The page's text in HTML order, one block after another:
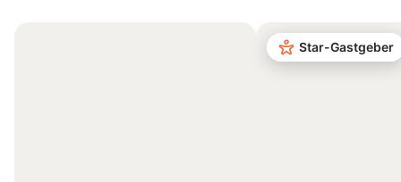
Star-Gastgeber